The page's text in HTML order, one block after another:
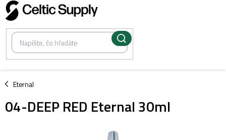
Prejsť
na
obsah
Eternal
/
04-DEEP RED Eternal 30ml